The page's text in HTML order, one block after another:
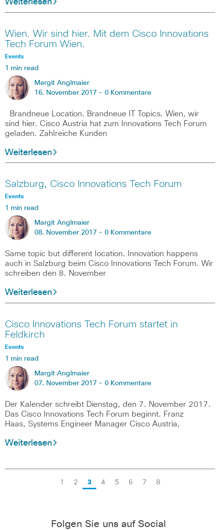
Weiterlesen
Wien. Wir sind hier. Mit dem Cisco Innovations
Tech Forum Wien.
Events
1 min read
Margit Anglmaier
16. November 2017 - 0 Kommentare
Brandneue Location. Brandneue IT Topics. Wien, wir
sind hier. Cisco Austria hat zum Innovations Tech Forum
geladen. Zahlreiche Kunden
Weiterlesen
Salzburg, Cisco Innovations Tech Forum
Events
1 min read
Margit Anglmaier
08. November 2017 - 0 Kommentare
Same topic but different location. Innovation happens
auch in Salzburg beim Cisco Innovations Tech Forum. Wir
schreiben den 8. November
Weiterlesen
Cisco Innovations Tech Forum startet in
Feldkirch
Events
1 min read
Margit Anglmaier
07. November 2017 - 0 Kommentare
Der Kalender schreibt Dienstag, den 7. November 2017.
Das Cisco Innovations Tech Forum beginnt. Franz
Haas, Systems Engineer Manager Cisco Austria,
Weiterlesen
1 2 3 4 5 6 7 8
Folgen Sie uns auf Social